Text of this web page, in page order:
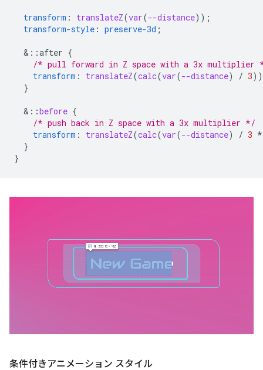
transform : translateZ(var(--distance));
transform-style : preserve-3d ;
& ::after {
/* pull forward in Z space with a 3x multiplier
transform : translateZ(calc(var(--distance) / 3
}
& ::before {
/* push back in Z space with a 3x multiplier */
transform : translateZ(calc(var(--distance) / 3 *
}
}
条件付きアニメーション スタイル